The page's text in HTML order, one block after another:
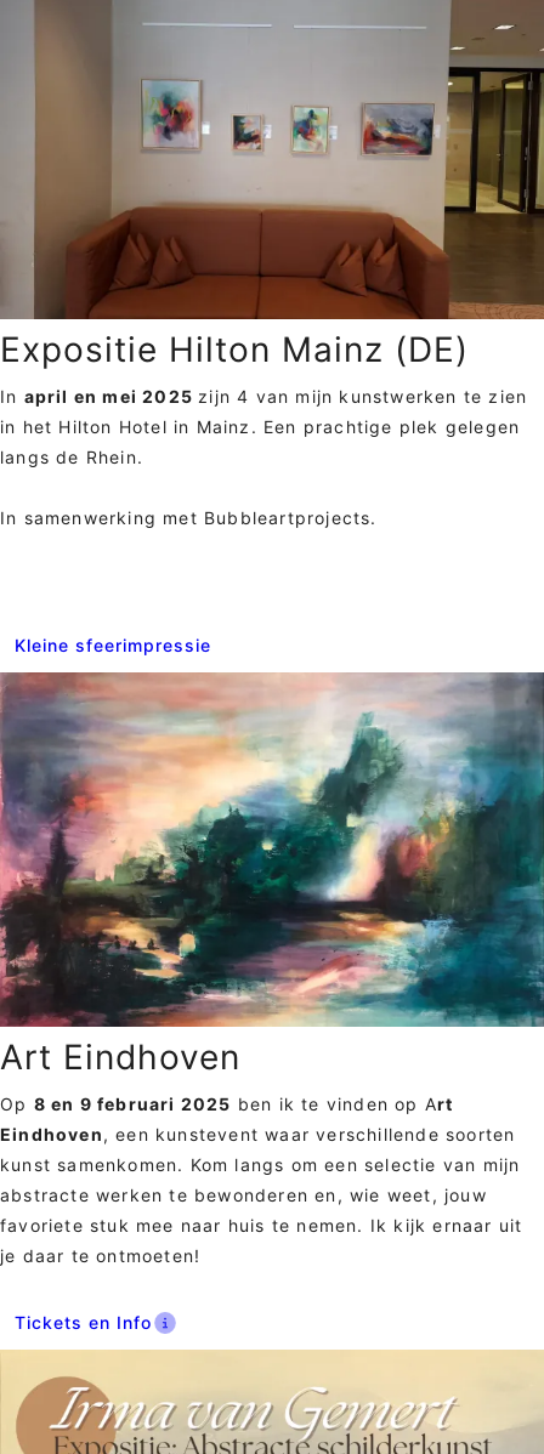
Expositie Hilton Mainz (DE)
In april en mei 2025 zijn 4 van mijn kunstwerken te zien
in het Hilton Hotel in Mainz. Een prachtige plek gelegen
langs de Rhein.
In samenwerking met Bubbleartprojects.
Kleine sfeerimpressie
Art Eindhoven
Op 8 en 9 februari 2025 ben ik te vinden op Art
Eindhoven, een kunstevent waar verschillende soorten
kunst samenkomen. Kom langs om een selectie van mijn
abstracte werken te bewonderen en, wie weet, jouw
favoriete stuk mee naar huis te nemen. Ik kijk ernaar uit
je daar te ontmoeten!
Tickets en Info